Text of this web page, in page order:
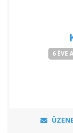
6 ÉVE